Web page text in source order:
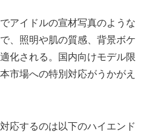
アイドルの宣材写真のような
、照明や肌の質感、背景ボケ
化される。国内向けモデル限
市場への特別対応がうかがえ
応するのは以下のハイエンド